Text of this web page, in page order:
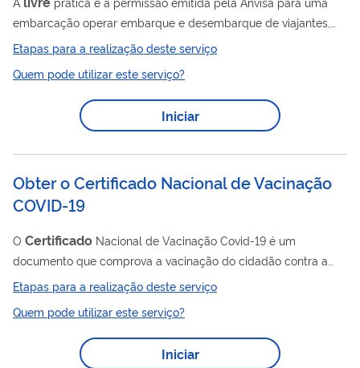
embarcação operar embarque e desembarque de viajantes,
cargas ou suprimentos. OCertificado
análise das condições operacionais e higiênico-sanitárias da
embarcação e do estado de saúde dos seus viajantes por
meio de análise documental ou inspeção a bordo. O CLP
porto de controle...
Etapas para a realização deste serviço
Quem pode utilizar este serviço?
Iniciar
Obter o Certificado Nacional de Vacinação
COVID-19
O Certificado Nacional de Vacinação Covid-19 é um
documento que comprova a vacinação do cidadão contra a
Covid-19. O Ministério da Saúde disponibiliza, por meio do Meu
SUS Digital, a possibilidade do cidadão visualizar, salvar e
imprimir o seucertificado. Após a conclusão do ciclo vacinal,
o registro da vacinação deverá ser inserido nos sistemas de
informação integrados à Rede Nacional de Dados em Saúde
Etapas para a realização deste serviço
Quem pode utilizar este serviço?
Iniciar